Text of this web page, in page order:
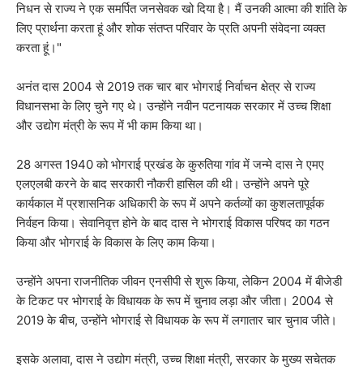
निधन से राज्य ने एक समर्पित जनसेवक खो दिया है। मैं उनकी आत्मा की शांति के
लिए प्रार्थना करता हूं और शोक संतप्त परिवार के प्रति अपनी संवेदना व्यक्त
करता हूं।"
अनंत दास 2004 से 2019 तक चार बार भोगराई निर्वाचन क्षेत्र से राज्य
विधानसभा के लिए चुने गए थे। उन्होंने नवीन पटनायक सरकार में उच्च शिक्षा
और उद्योग मंत्री के रूप में भी काम किया था।
28 अगस्त 1940 को भोगराई प्रखंड के कुरुतिया गांव में जन्मे दास ने एमए
एलएलबी करने के बाद सरकारी नौकरी हासिल की थी। ​​उन्होंने अपने पूरे
कार्यकाल में प्रशासनिक अधिकारी के रूप में अपने कर्तव्यों का कुशलतापूर्वक
निर्वहन किया। सेवानिवृत्त होने के बाद दास ने भोगराई विकास परिषद का गठन
किया और भोगराई के विकास के लिए काम किया।
उन्होंने अपना राजनीतिक जीवन एनसीपी से शुरू किया, लेकिन 2004 में बीजेडी
के टिकट पर भोगराई के विधायक के रूप में चुनाव लड़ा और जीता। 2004 से
2019 के बीच, उन्होंने भोगराई से विधायक के रूप में लगातार चार चुनाव जीते।
इसके अलावा, दास ने उद्योग मंत्री, उच्च शिक्षा मंत्री, सरकार के मुख्य सचेतक